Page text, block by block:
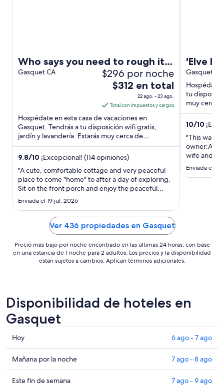
Who says you need to rough it
to explore the outdoors?
Gasquet CA $296 por noche
El
es
de
$312
en
total
por
noche
del
22
al
23
ago
$312 en total
22 ago. - 23 ago.
Total con impuestos y cargos
Hospédate en esta casa de vacaciones en
Gasquet. Tendrás a tu disposición wifi gratis,
jardín y lavandería. Estarás muy cerca de
atracciones como Jedediah Smith ...
9.8/10 ¡Excepcional! (114 opiniones)
"A cute, comfortable cottage and very peaceful
place to come "home" to after a day of exploring.
Sit on the front porch and enjoy the peaceful
countryside setting or take a stroll. Close to
several swimming holes and access to Howland
Hill Rd. for redwood hikes. Loved the map on the
wall and amusing ..."
Enviada el 19 jul. 2026
'Elve Huset'
House)
Gasquet CA
Hospédate
tu
muy cerca
más ...
10/10
"This was
wife and
message.
Enviada el
Ver 436 propiedades en Gasquet
Precio más bajo por noche encontrado en las últimas 24 horas, con base
en una estancia de 1 noche para 2 adultos. Los precios y la disponibilidad
están sujetos a cambios. Aplican términos adicionales.
Disponibilidad de hoteles en
Gasquet
Consultar
precios
en
Gasquet
para
Hoy 6 ago - 7 ago
Consultar
precios
en
Mañana por la noche 7 ago - 8 ago
Consultar
Este fin de semana 7 ago - 9 ago